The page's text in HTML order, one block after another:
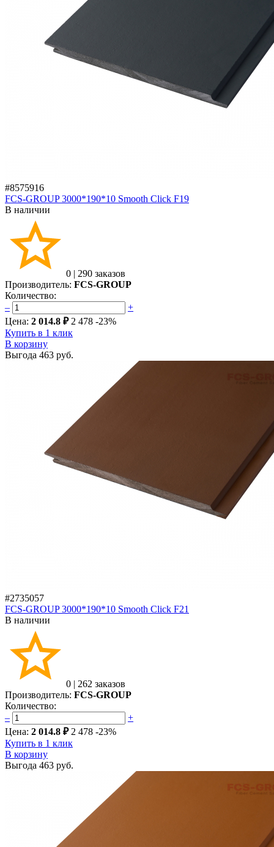
#8575916
FCS-GROUP 3000*190*10 Smooth Click F19
В наличии
0 | 290 заказов
Производитель: FCS-GROUP
Количество:
–
+
Цена: 2 014.8 ₽ 2 478 -23%
Купить в 1 клик
В корзину
Выгода 463 руб.
#2735057
FCS-GROUP 3000*190*10 Smooth Click F21
В наличии
0 | 262 заказов
Производитель: FCS-GROUP
Количество:
–
+
Цена: 2 014.8 ₽ 2 478 -23%
Купить в 1 клик
В корзину
Выгода 463 руб.